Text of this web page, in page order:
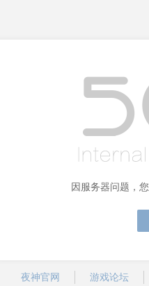
因服务器问题，
夜神官网 游戏论坛